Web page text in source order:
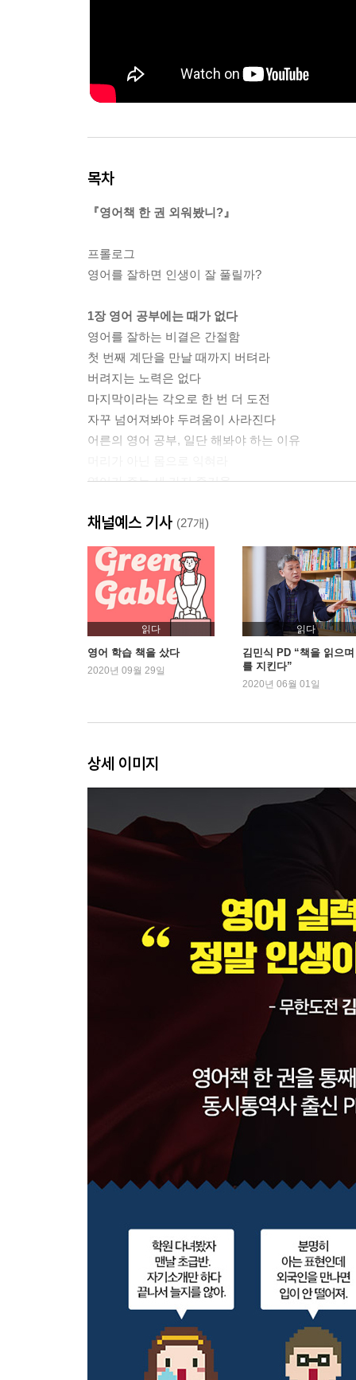
목차
『영어책 한 권 외워봤니?』
프롤로그
영어를 잘하면 인생이 잘 풀릴까?
1장 영어 공부에는 때가 없다
영어를 잘하는 비결은 간절함
첫 번째 계단을 만날 때까지 버텨라
버려지는 노력은 없다
마지막이라는 각오로 한 번 더 도전
자꾸 넘어져봐야 두려움이 사라진다
어른의 영어 공부, 일단 해봐야 하는 이유
영어가 주는 세 가지 즐거움
2장 일단 한 권 외워보자
묻지도 따지지도 말고 무조건 외워라
처음부터 거창할 필요는 없다
하루 10문장만 외워보자
머리로 이해한 것을 외웠다고 착각하지 마라
어떤 책을 외우면 좋을까
의미 단락별로 끊어서 외워라
영어 잘하는 척하는 비결
3장 짬짬이 시간도 내 편으로 만들어라
오직 시간으로만 살 수 있는 것들
시간 관리로 내 인생을 지배하자
암송의 비결은 자투리 시간
벼락치기보다는 짬짬이 공부가 낫다
뽀모도로 기법을 활용한 영어 집중 시간
하루에 한 줄 인생을 모은다
6개월 만에 외국어를 마스터하는 방법
독해 자료의 보고 어린이 자료실
회화 실력이 쑥쑥 느는 영어 소설책 읽기
영어 읽기 습관에 좋은 리더스 다이제스트
영영사전 vs 위키피디아
5장 영어 공부 즐겁게, 계속하자
영어도 잘하고 싶다면 계속해야 한다
회화 암송이 지겨울 땐 팝송
복습 효과를 높이는 큰소리 팝송
하루 한 편 TED 듣기
오디오북으로 읽기와 듣기를 동시에
미국 대통령에게 받는 특급 영어 과외
채널예스 기사 (27개)
읽다
영어 학습 책을 샀다
2020년 09월 29일
읽다
김민식 PD “책을 읽으
를 지킨다”
2020년 06월 01일
상세 이미지